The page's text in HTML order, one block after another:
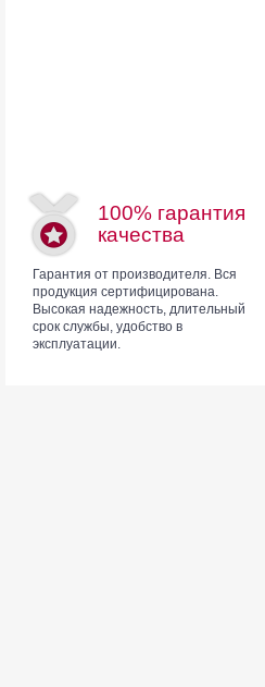
100% гарантия
качества
Гарантия от производителя. Вся
продукция сертифицирована.
Высокая надежность, длительный
срок службы, удобство в
эксплуатации.